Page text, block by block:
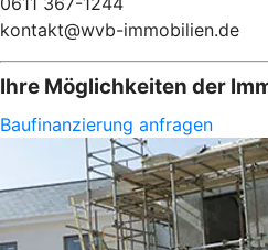
kontakt@wvb-immobilien.de
Ihre Möglichkeiten der
Baufinanzierung anfragen